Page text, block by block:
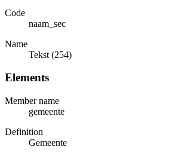
Code
naam_sec
Name
Tekst (254)
Elements
Member name
gemeente
Definition
Gemeente